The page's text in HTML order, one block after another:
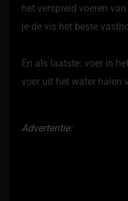
het verspreid voeren
je de vis het beste
En als laatste: voer in
voer uit het water halen
Advertentie: